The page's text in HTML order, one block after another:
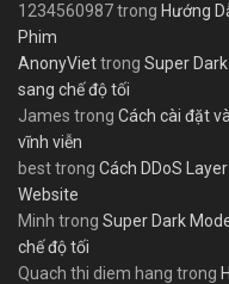
1234560987trong Hướng
Phim
AnonyViettrong Super
sang chế độ tối
James trong Cách cài đặt
vĩnh viễn
besttrong Cách DDoS
Website
Minh trong Super Dark
chế độ tối
Quach thi diem hang trong